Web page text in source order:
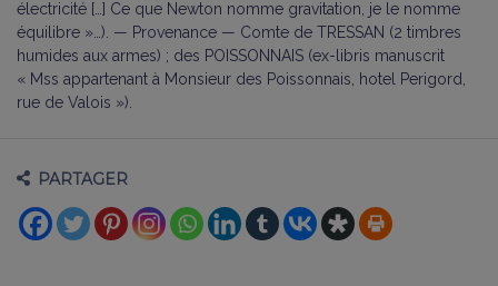
électricité […] Ce que Newton nomme gravitation, je le nomme
équilibre »…). — Provenance — Comte de TRESSAN (2 timbres
humides aux armes) ; des POISSONNAIS (ex-libris manuscrit
« Mss appartenant à Monsieur des Poissonnais, hotel Perigord,
rue de Valois »).
PARTAGER